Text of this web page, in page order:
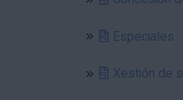
Especiales
Xestión de